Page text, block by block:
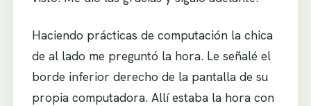
Haciendo prácticas de computación la chica
de al lado me preguntó la hora. Le señalé el
borde inferior derecho de la pantalla de su
propia computadora. Allí estaba la hora con